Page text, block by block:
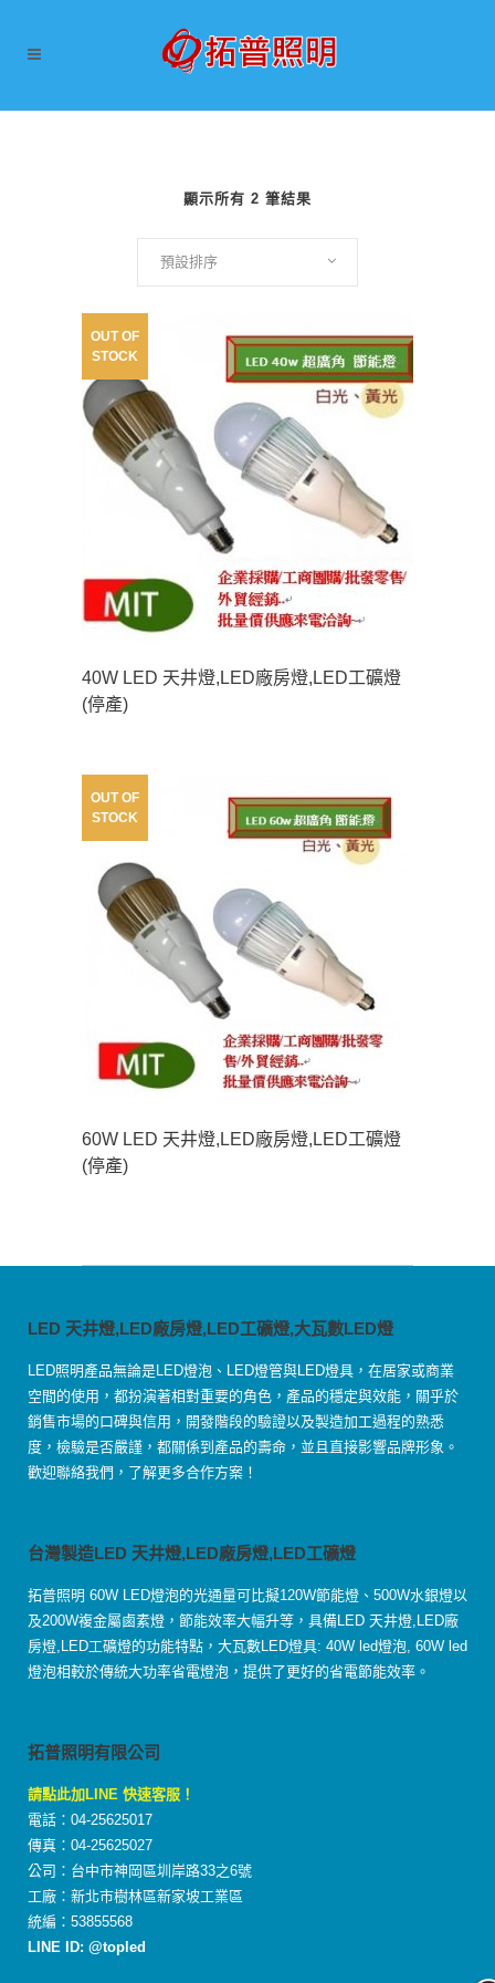
顯示所有 2 筆結果
預設排序
OUT OF
STOCK
40W LED 天井燈,LED廠房燈,LED工礦燈
(停產)
OUT OF
STOCK
60W LED 天井燈,LED廠房燈,LED工礦燈
(停產)
LED 天井燈,LED廠房燈,LED工礦燈,大瓦數LED燈
LED照明產品無論是LED燈泡、LED燈管與LED燈具，在居家或商業
空間的使用，都扮演著相對重要的角色，產品的穩定與效能，關乎於
銷售市場的口碑與信用，開發階段的驗證以及製造加工過程的熟悉
度，檢驗是否嚴謹，都關係到產品的壽命，並且直接影響品牌形象。
歡迎聯絡我們，了解更多合作方案！
台灣製造LED 天井燈,LED廠房燈,LED工礦燈
拓普照明 60W LED燈泡的光通量可比擬120W節能燈、500W水銀燈以
及200W複金屬鹵素燈，節能效率大幅升等，具備LED 天井燈,LED廠
房燈,LED工礦燈的功能特點，大瓦數LED燈具: 40W led燈泡, 60W led
燈泡相較於傳統大功率省電燈泡，提供了更好的省電節能效率。
拓普照明有限公司
請點此加LINE 快速客服！
電話：04-25625017
傳真：04-25625027
公司：台中市神岡區圳岸路33之6號
工廠：新北市樹林區新家坡工業區
統編：53855568
LINE ID: @topled